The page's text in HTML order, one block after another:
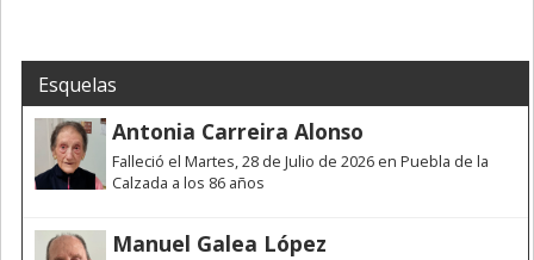
Esquelas
Antonia Carreira Alonso
Falleció el Martes, 28 de Julio de 2026 en Puebla de la
Calzada a los 86 años
Manuel Galea López